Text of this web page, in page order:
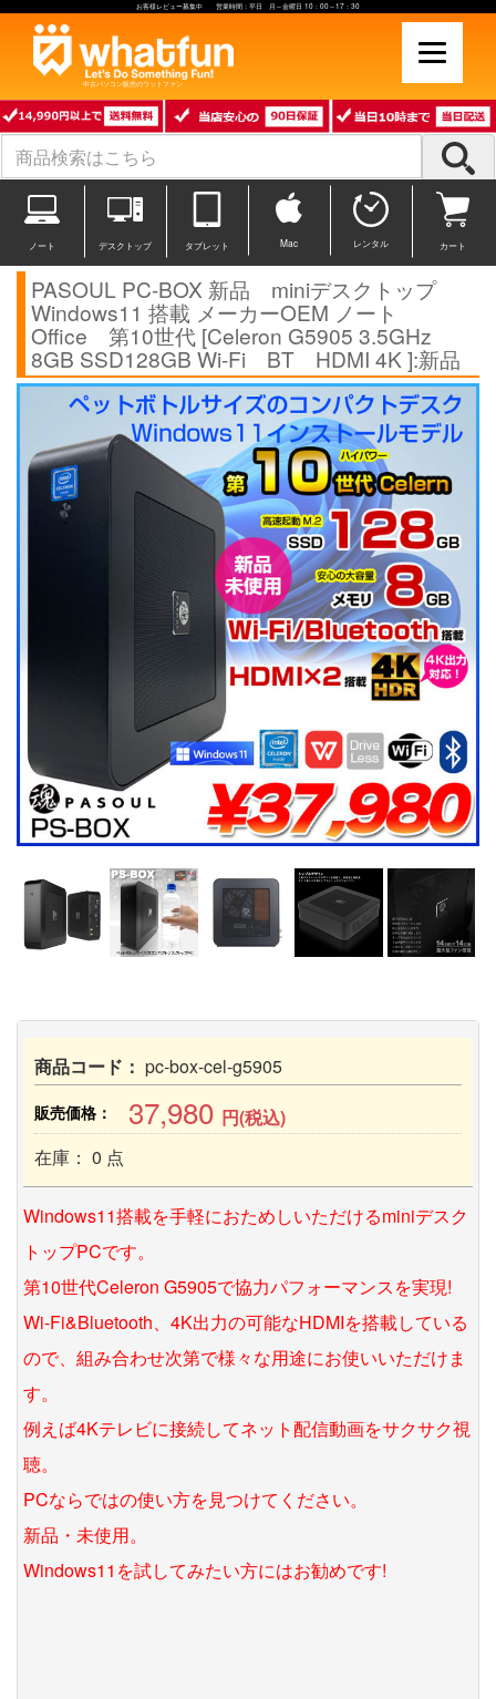
お客様レビュー募集中 営業時間：平日 月～金曜日 10：00～17：30
中古パソコン販売のワットファン
ノート デスクトップ タブレット Mac レンタル カート
PASOUL PC-BOX 新品 miniデスクトップ
Windows11 搭載 メーカーOEM ノート
Office 第10世代 [Celeron G5905 3.5GHz
8GB SSD128GB Wi-Fi BT HDMI 4K ]:新品
商品コード： pc-box-cel-g5905
販売価格： 37,980 円(税込)
在庫： 0 点
Windows11搭載を手軽におためしいただけるminiデスク
トップPCです。
第10世代Celeron G5905で協力パフォーマンスを実現!
Wi-Fi&Bluetooth、4K出力の可能なHDMIを搭載している
ので、組み合わせ次第で様々な用途にお使いいただけま
す。
例えば4Kテレビに接続してネット配信動画をサクサク視
聴。
PCならではの使い方を見つけてください。
新品・未使用。
Windows11を試してみたい方にはお勧めです!